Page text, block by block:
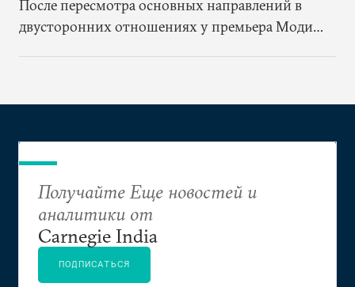
После пересмотра основных направлений в
двусторонних отношениях у премьера Моди
Получайте Еще новостей и
аналитики от
Carnegie India
ПОДПИСАТЬСЯ